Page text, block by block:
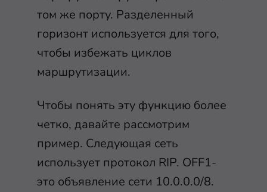
том же порту. Разделенный
горизонт используется для того,
чтобы избежать циклов
маршрутизации.
Чтобы понять эту функцию более
четко, давайте рассмотрим
пример. Следующая сеть
использует протокол RIP. OFF1-
это объявление сети 10.0.0.0/8.